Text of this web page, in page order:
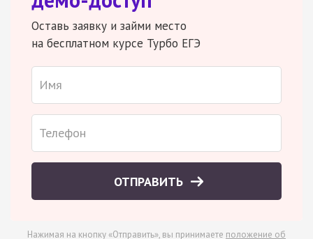
Оставь заявку и займи место
на бесплатном курсе Турбо ЕГЭ
ОТПРАВИТЬ
Нажимая на кнопку «Отправить», вы принимаете положение об